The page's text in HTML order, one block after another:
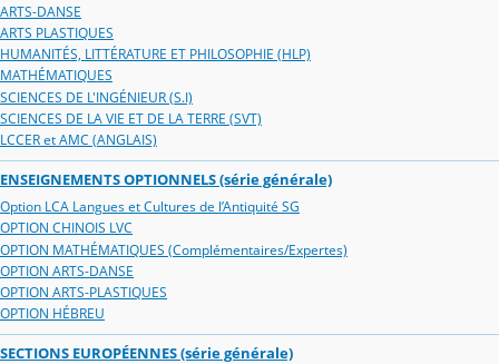
ARTS-DANSE
ARTS PLASTIQUES
HUMANITÉS, LITTÉRATURE ET PHILOSOPHIE (HLP)
MATHÉMATIQUES
SCIENCES DE L'INGÉNIEUR (S.I)
SCIENCES DE LA VIE ET DE LA TERRE (SVT)
LCCER et AMC (ANGLAIS)
ENSEIGNEMENTS OPTIONNELS (série générale)
Option LCA Langues et Cultures de l’Antiquité SG
OPTION CHINOIS LVC
OPTION MATHÉMATIQUES (Complémentaires/Expertes)
OPTION ARTS-DANSE
OPTION ARTS-PLASTIQUES
OPTION HÉBREU
SECTIONS EUROPÉENNES (série générale)